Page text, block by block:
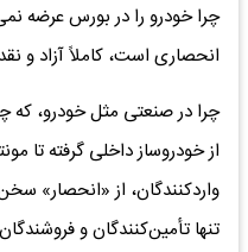
چرا خودرو را در بورس عرضه
انحصاری است، کاملاً آزاد و
چرا در صنعتی مثل خودرو، که
از خودروساز داخلی گرفته تا
واردکنندگان، از «انحصار»
تنها تأمین‌کنندگان و